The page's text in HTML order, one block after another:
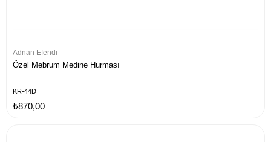
Adnan Efendi
Özel Mebrum Medine Hurması
KR-44D
₺870,00